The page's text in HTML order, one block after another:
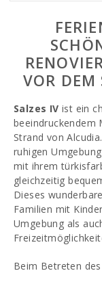
VOR
Salzes IV ist ein
beeindruckendem
Strand von
ruhigen
mit ihrem
gleichzeitig
Dieses
Familien mit
Umgebung als
Beim Betreten